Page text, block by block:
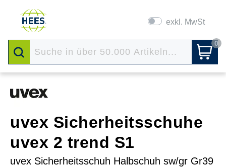
exkl. MwSt
0
uvex Sicherheitsschuhe
uvex 2 trend S1
uvex Sicherheitsschuh Halbschuh sw/gr Gr39